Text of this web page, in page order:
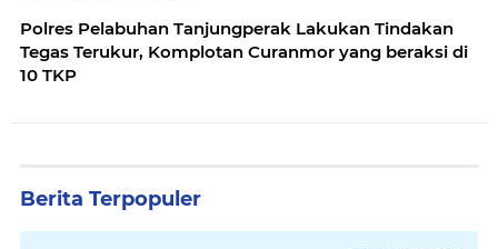
Polres Pelabuhan Tanjungperak Lakukan Tindakan
Tegas Terukur, Komplotan Curanmor yang beraksi di
10 TKP
Berita Terpopuler